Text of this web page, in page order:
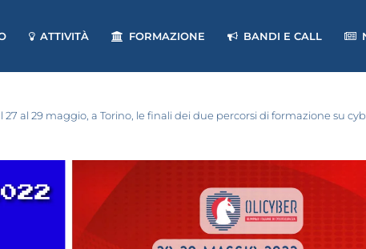
ATTIVITÀ FORMAZIONE BANDI E CALL
27 al 29 maggio, a Torino, le finali dei due percorsi di formazione su